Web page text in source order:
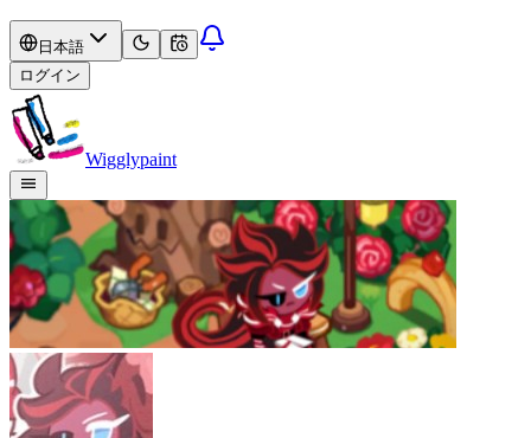
日本語
ログイン
Wigglypaint